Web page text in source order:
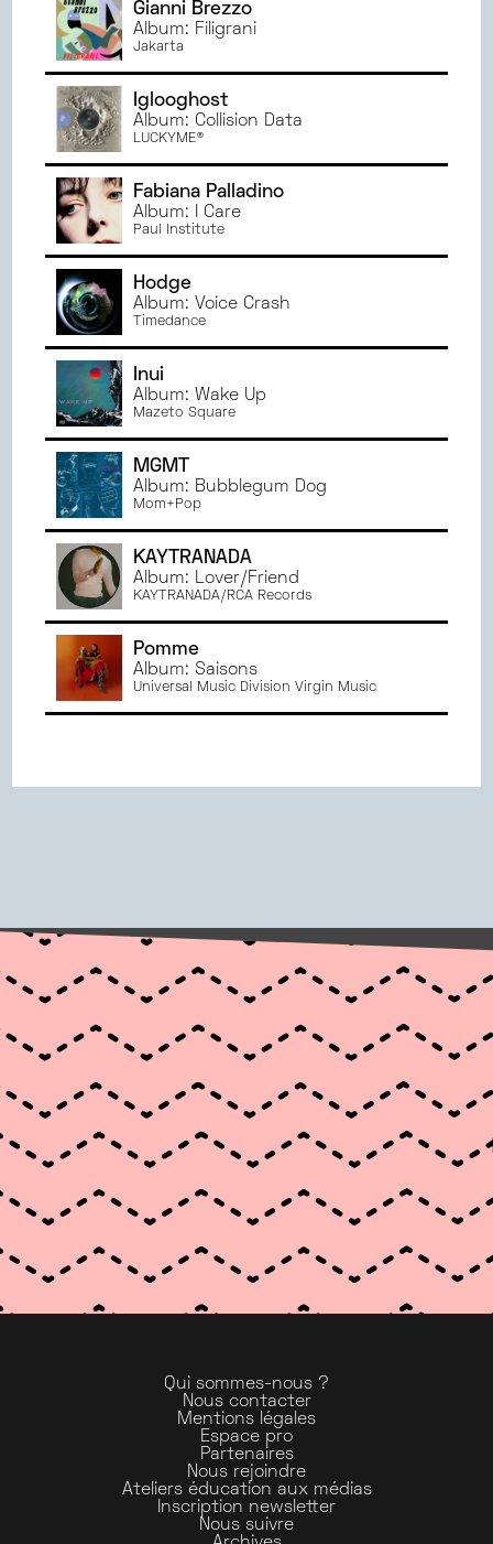
Gianni Brezzo
Album: Filigrani
Jakarta
Iglooghost
Album: Collision Data
LUCKYME®
Fabiana Palladino
Album: I Care
Paul Institute
Hodge
Album: Voice Crash
Timedance
Inui
Album: Wake Up
Mazeto Square
MGMT
Album: Bubblegum Dog
Mom+Pop
KAYTRANADA
Album: Lover/Friend
KAYTRANADA/RCA Records
Pomme
Album: Saisons
Universal Music Division Virgin Music
Qui sommes-nous ?
Nous contacter
Mentions légales
Espace pro
Partenaires
Nous rejoindre
Ateliers éducation aux médias
Inscription newsletter
Nous suivre